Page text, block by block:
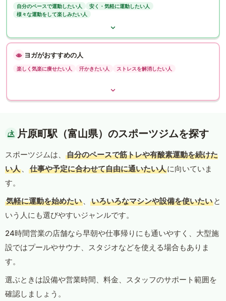
自分のペースで運動したい人
安く・気軽に運動したい人
様々な運動をして楽しみたい人
ヨガがおすすめの人
楽しく気楽に痩せたい人 汗かきたい人 ストレスを解消したい人
片原町駅（富山県）のスポーツジムを探す
スポーツジムは、
自分のペースで筋トレや有酸素運動を続けた
い人 、 仕事や予定に合わせて自由に通いたい人に向いていま
す。
気軽に運動を始めたい 、 いろいろなマシンや設備を使いたい と
いう人にも選びやすいジャンルです。
24時間営業の店舗なら早朝や仕事帰りにも通いやすく、大型施
設ではプールやサウナ、スタジオなどを使える場合もありま
す。
選ぶときは設備や営業時間、料金、スタッフのサポート範囲を
確認しましょう。